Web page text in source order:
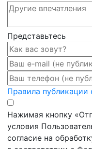
Представьтесь
Правила публикации
Нажимая кнопку
условия
согласие на